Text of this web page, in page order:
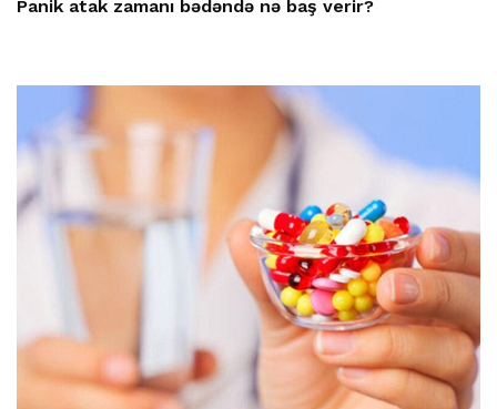
Panik atak zamanı bədəndə nə baş verir?